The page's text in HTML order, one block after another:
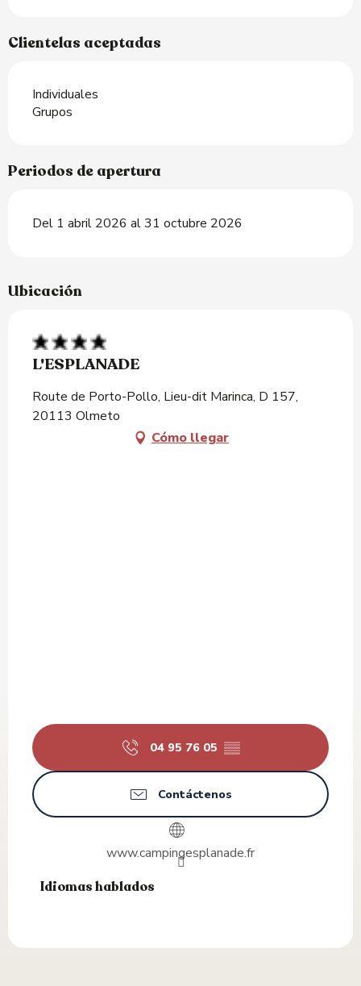
Clientelas aceptadas
Individuales
Grupos
Periodos de apertura
Del 1 abril 2026 al 31 octubre 2026
Ubicación
L'ESPLANADE
Route de Porto-Pollo, Lieu-dit Marinca, D 157,
20113 Olmeto
Cómo llegar
04 95 76 05 ▒▒
Contáctenos
www.campingesplanade.fr
Idiomas hablados
Idiomas hablados